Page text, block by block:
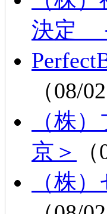
決定
（08/
（株
京＞
（株